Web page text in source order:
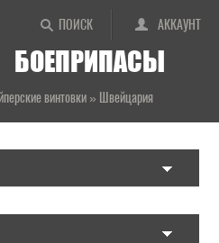
ПОИСК АККАУНТ
винтовки» Швейцария